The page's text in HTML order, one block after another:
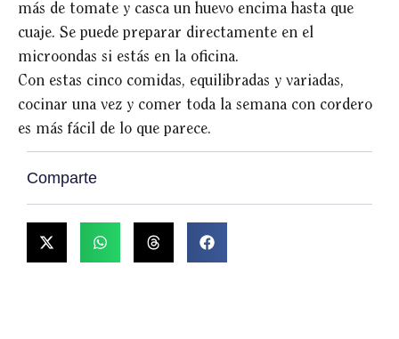
más de tomate y casca un huevo encima hasta que
cuaje. Se puede preparar directamente en el
microondas si estás en la oficina.
Con estas cinco comidas, equilibradas y variadas,
cocinar una vez y comer toda la semana con cordero
es más fácil de lo que parece.
Comparte